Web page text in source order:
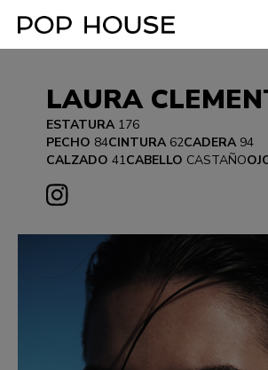
LAURA
ESTATURA176
PECHO 84CINTURA62CADERA94
CALZADO 41CABELLO CASTAÑO